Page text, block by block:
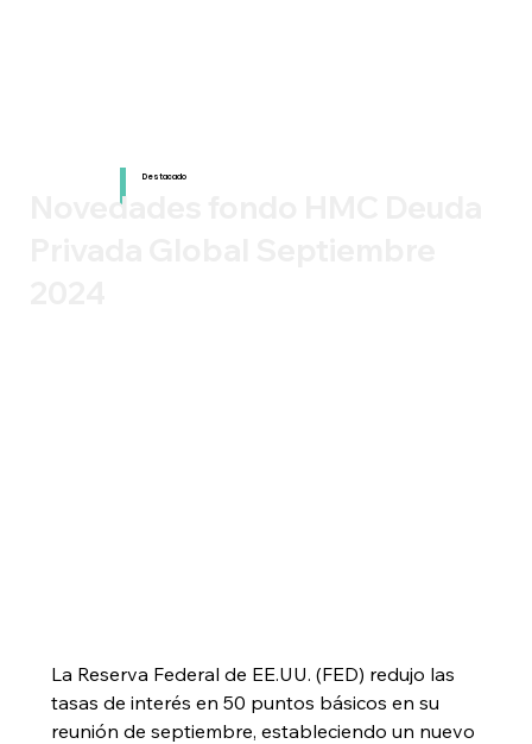
Destacado
Novedades fondo HMC Deuda
La Reserva Federal de EE.UU. (FED) redujo las
tasas de interés en 50 puntos básicos en su
reunión de septiembre, estableciendo un nuevo